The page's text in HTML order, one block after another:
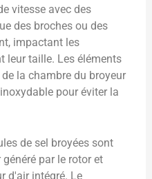
vitesse avec des
des broches ou des
impactant les
leur taille. Les éléments
la chambre du broyeur
pour éviter la
de sel broyées sont
par le rotor et
d'air intégré. Le